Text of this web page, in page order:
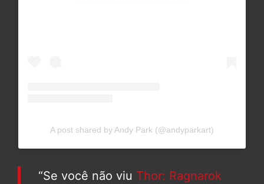
A post shared by Andy Park (@andyparkart)
“Se você não viu Thor: Ragnarok